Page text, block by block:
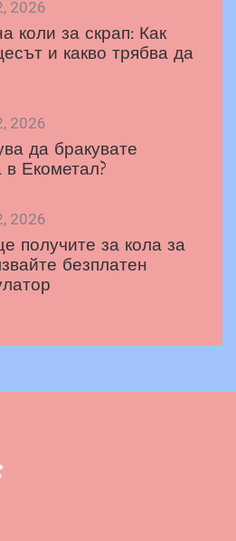
2026
коли за скрап: Как
и какво трябва да
2026
да бракувате
в Екометал?
2026
получите за кола за
безплатен